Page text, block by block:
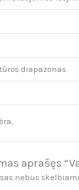
diapazonas
aprašęs
nebus